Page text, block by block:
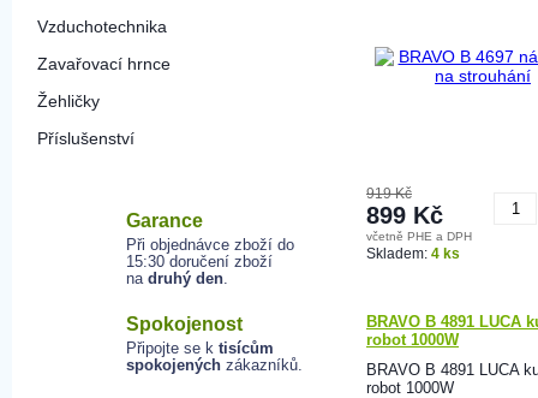
Vzduchotechnika
Zavařovací hrnce
Žehličky
Příslušenství
Garance
Při objednávce zboží do
15:30 doručení zboží
na druhý den.
Spokojenost
Připojte se k tisícům
spokojených zákazníků.
919 Kč
899 Kč
včetně PHE a DPH
Skladem: 4 ks
BRAVO B 4891 LUCA
robot 1000W
BRAVO B 4891 LUCA
robot 1000W